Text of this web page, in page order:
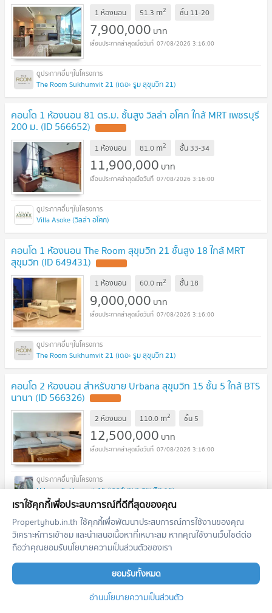
1 ห้องนอน 51.3 m2 ชั้น 11-20
7,900,000 บาท
07/08/2026 3:16:00
The Room Sukhumvit 21 (เดอะ รูม สุขุมวิท 21)
คอนโด 1 ห้องนอน 81 ตร.ม. ชั้นสูง วิลล่า อโศก ใกล้ MRT เพชรบุรี
200 ม. (ID 566652)
1 ห้องนอน 81.0 m2 ชั้น 33-34
11,900,000 บาท
07/08/2026 3:16:00
Villa Asoke (วิลล่า อโศก)
คอนโด 1 ห้องนอน The Room สุขุมวิท 21 ชั้นสูง 18 ใกล้ MRT
สุขุมวิท (ID 649431)
1 ห้องนอน 60.0 m2 ชั้น 18
9,000,000 บาท
07/08/2026 3:16:00
The Room Sukhumvit 21 (เดอะ รูม สุขุมวิท 21)
คอนโด 2 ห้องนอน สำหรับขาย Urbana สุขุมวิท 15 ชั้น 5 ใกล้ BTS
นานา (ID 566326)
2 ห้องนอน 110.0 m2 ชั้น 5
12,500,000 บาท
07/08/2026 3:16:00
Urbana Sukhumvit 15 (เออร์บานา สุขุมวิท 15)
คอนโด 2 ห้องนอน 120 ตร.ม. โครงการ The Lofts Asoke ใกล้
MRT เพชรบุรี 300 ม. (ID 1506324) UPDATE !
2 ห้องนอน 120.0 m2
30,000,000
07/08/2026 3:16:00
เราใช้คุกกี้เพื่อประสบการณ์ที่ดีที่สุดของคุณ
Propertyhub.in.th ใช้คุกกี้เพื่อพัฒนาประสบการณ์การใช้งานของคุณ
วิเคราะห์การเข้าชม และนำเสนอเนื้อหาที่เหมาะสม หากคุณใช้งานเว็บไซต์ต่อ
ถือว่าคุณยอมรับนโยบายความเป็นส่วนตัวของเรา
ยอมรับทั้งหมด
อ่านนโยบายความเป็นส่วนตัว